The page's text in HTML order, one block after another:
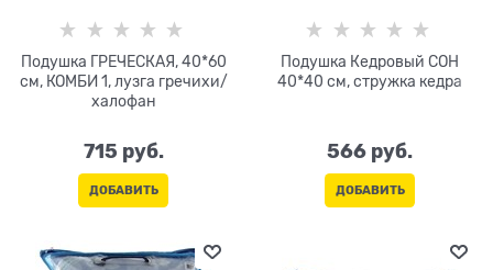
Подушка ГРЕЧЕСКАЯ, 40*60
см, КОМБИ 1, лузга гречихи/
халофан
715 руб.
ДОБАВИТЬ
Подушка Кедровый СОН
40*40 см, стружка кедра
566 руб.
ДОБАВИТЬ